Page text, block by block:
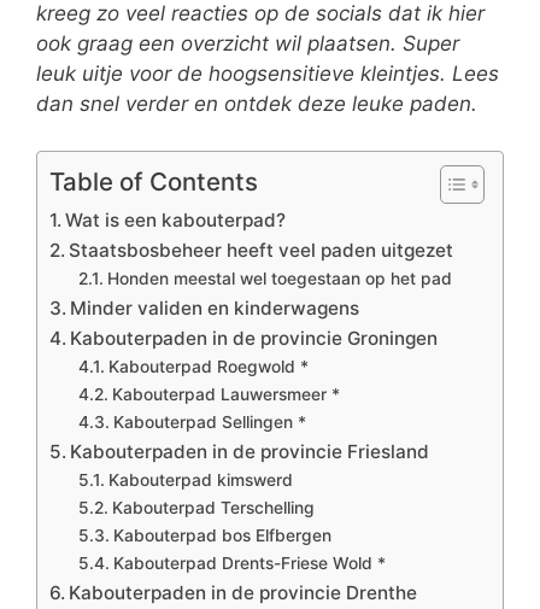
kreeg zo veel reacties op de socials dat ik hier
ook graag een overzicht wil plaatsen. Super
leuk uitje voor de hoogsensitieve kleintjes. Lees
dan snel verder en ontdek deze leuke paden.
Table of Contents
Wat is een kabouterpad?
Staatsbosbeheer heeft veel paden uitgezet
Honden meestal wel toegestaan op het pad
Minder validen en kinderwagens
Kabouterpaden in de provincie Groningen
Kabouterpad Roegwold *
Kabouterpad Lauwersmeer *
Kabouterpad Sellingen *
Kabouterpaden in de provincie Friesland
Kabouterpad kimswerd
Kabouterpad Terschelling
Kabouterpad bos Elfbergen
Kabouterpad Drents-Friese Wold *
Kabouterpaden in de provincie Drenthe